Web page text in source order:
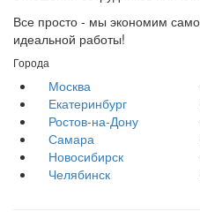
Все просто - мы экономим
идеальной работы!
Города
Москва
Екатеринбург
Ростов-на-Дону
Самара
Новосибирск
Челябинск